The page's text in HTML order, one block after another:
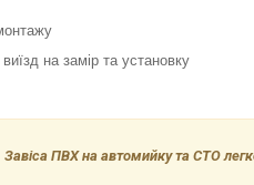
на замір та установку
Завіса ПВХ на автомийку та СТО